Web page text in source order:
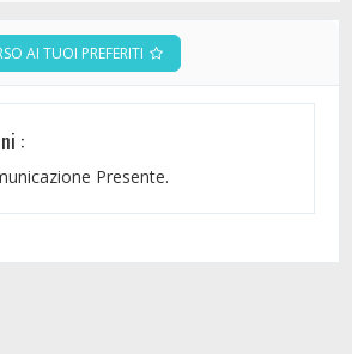
AI TUOI PREFERITI
:
Presente.